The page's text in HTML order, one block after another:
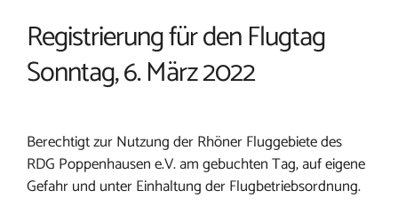
Registrierung für den Flugtag
Sonntag, 6. März 2022
Berechtigt zur Nutzung der Rhöner Fluggebiete des
RDG Poppenhausen e.V. am gebuchten Tag, auf eigene
Gefahr und unter Einhaltung der Flugbetriebsordnung.